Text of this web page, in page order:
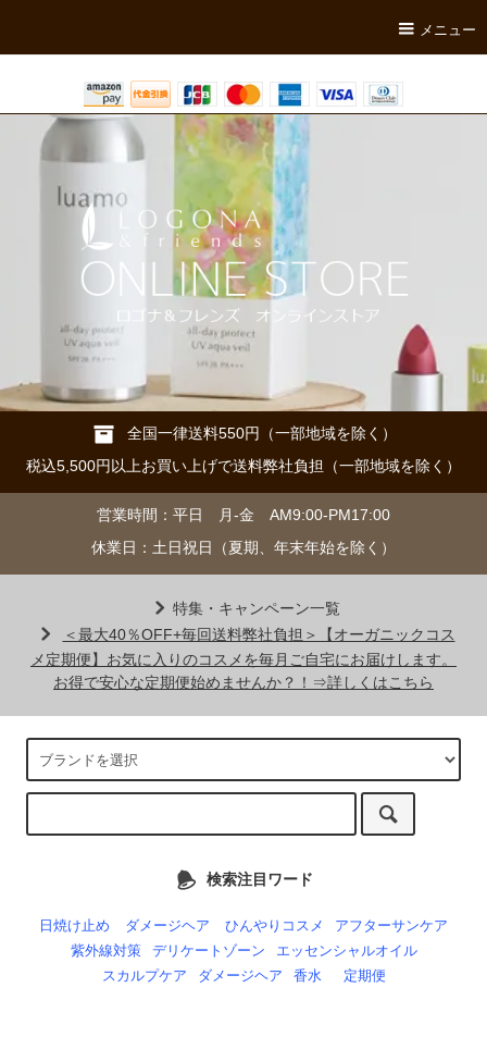
メニュー
全国一律送料550円（一部地域を除く）
税込5,500円以上お買い上げで送料弊社負担（一部地域を除く）
営業時間：平日 月-金 AM9:00-PM17:00
休業日：土日祝日（夏期、年末年始を除く）
特集・キャンペーン一覧
＜最大40％OFF+毎回送料弊社負担＞【オーガニックコス
メ定期便】お気に入りのコスメを毎月ご自宅にお届けします。
お得で安心な定期便始めませんか？！⇒詳しくはこちら
検索注目ワード
日焼け止め ダメージヘア ひんやりコスメ
アフターサンケア
紫外線対策
デリケートゾーン
エッセンシャルオイル
スカルプケア
ダメージヘア 香水 定期便